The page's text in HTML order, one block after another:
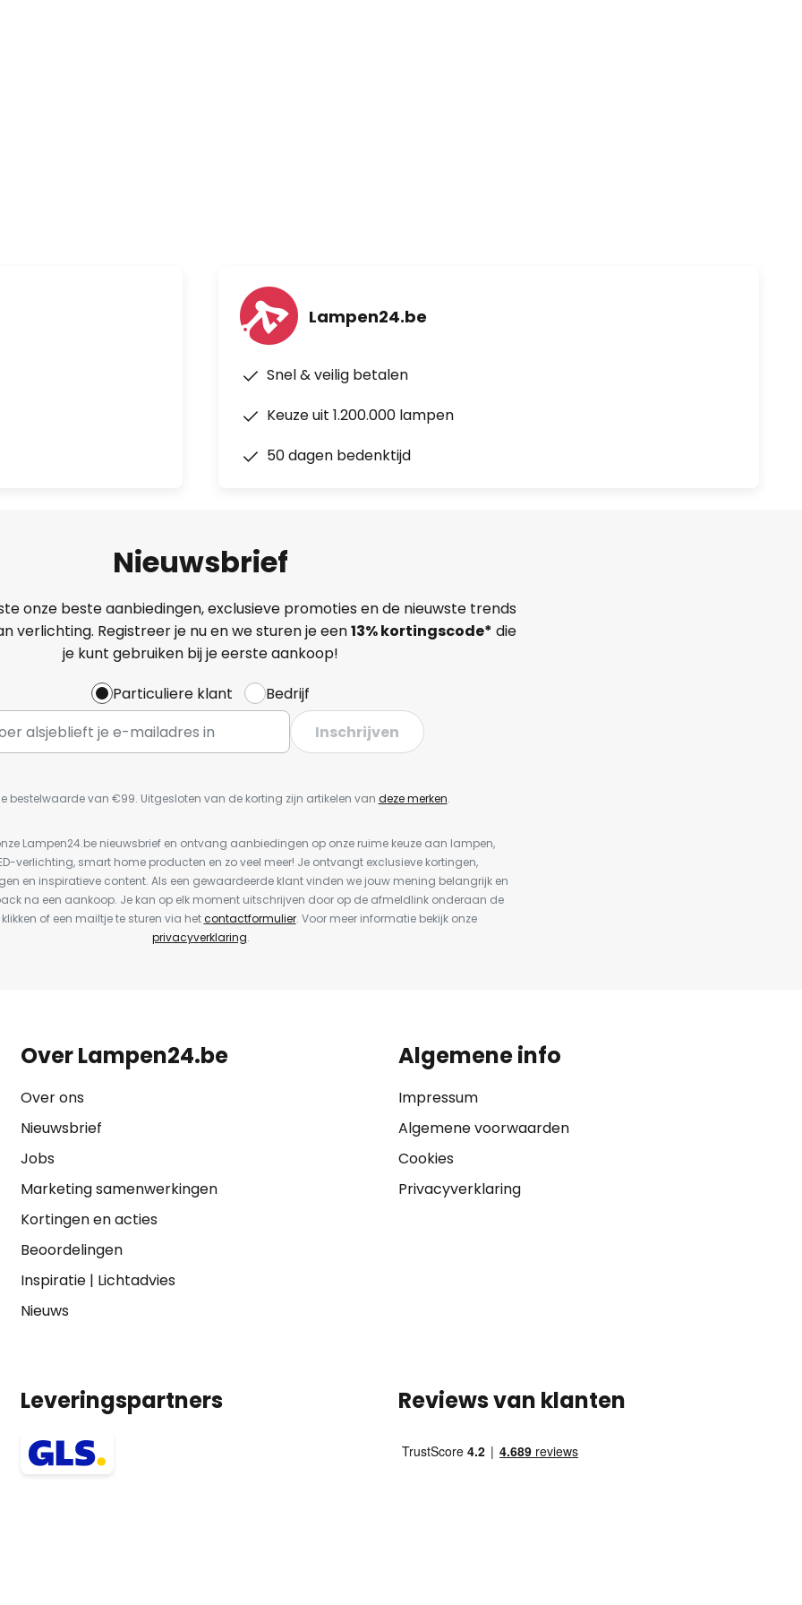
Lampen24.be
Snel & veilig betalen
Keuze uit 1.200.000 lampen
50 dagen bedenktijd
Nieuwsbrief
onze beste aanbiedingen, exclusieve promoties en de nieuwste trends
verlichting. Registreer je nu en we sturen je een13%kortingscode* die
je kunt gebruiken bij je eerste aankoop!
Particuliere klant
Bedrijf
Inschrijven
bestelwaarde van €99. Uitgesloten van de korting zijn artikelen van deze merken.
Lampen24.be nieuwsbrief en ontvang aanbiedingen op onze ruime keuze aan lampen,
verlichting, smart home producten en zo veel meer! Je ontvangt exclusieve kortingen,
en inspiratieve content. Als een gewaardeerde klant vinden we jouw mening belangrijk en
na een aankoop. Je kan op elk moment uitschrijven door op de afmeldlink onderaan de
of een mailtje te sturen via hetcontactformulier. Voor meer informatie bekijk onze
privacyverklaring.
Over Lampen24.be
Over ons
Nieuwsbrief
Jobs
Marketing samenwerkingen
Kortingen en acties
Beoordelingen
Inspiratie| Lichtadvies
Nieuws
Algemene info
Impressum
Algemene voorwaarden
Cookies
Privacyverklaring
Leveringspartners Reviews van klanten